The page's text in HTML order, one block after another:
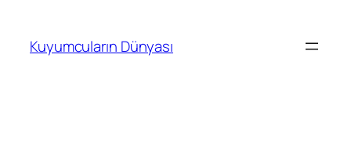
Kuyumcuların Dünyası